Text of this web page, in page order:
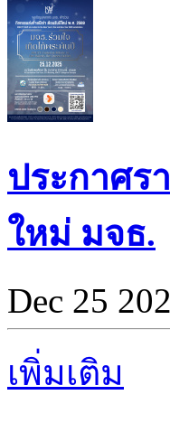
ประกาศร
ใหม่ มจธ.
Dec 25
เพิ่มเติม